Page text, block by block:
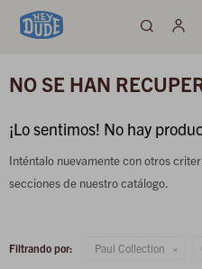
NO SE HAN
¡Lo sentimos! No hay
Inténtalo nuevamente con otros
secciones de nuestro catálogo.
Filtrando por: Paul Collection